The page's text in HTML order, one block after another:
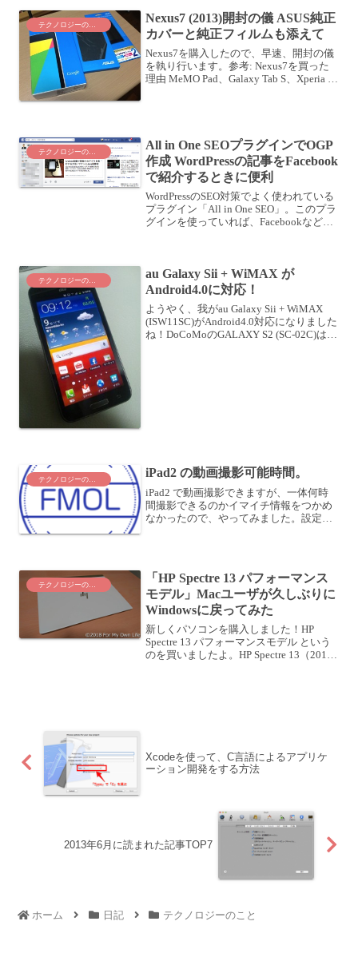
Nexus7 (2013)開封の儀 ASUS純正
カバーと純正フィルムも添えて
Nexus7を購入したので、早速、開封の儀
を執り行います。参考: Nexus7を買った
理由 MeMO Pad、Galaxy Tab S、Xperia Z
All in One SEOプラグインでOGP
作成 WordPressの記事をFacebook
で紹介するときに便利
WordPressのSEO対策でよく使われている
プラグイン「All in One SEO」。このプラ
グインを使っていれば、Facebookなどで
au Galaxy Sii + WiMAX が
Android4.0に対応！
ようやく、我がau Galaxy Sii + WiMAX
(ISW11SC)がAndroid4.0対応になりました
ね！DoCoMoのGALAXY S2 (SC-02C)はと
テクノロジーのこと iPad2 の動画撮影可能時間。
iPad2 で動画撮影できますが、一体何時
間撮影できるのかイマイチ情報をつかめ
なかったので、やってみました。設定も
「HP Spectre 13 パフォーマンス
モデル」Macユーザが久しぶりに
Windowsに戻ってみた
新しくパソコンを購入しました！HP
Spectre 13 パフォーマンスモデル という
のを買いましたよ。HP Spectre 13（2017
Xcodeを使って、C言語によるアプリケ
ーション開発をする方法
2013年6月に読まれた記事TOP7
ホーム 日記 テクノロジーのこと